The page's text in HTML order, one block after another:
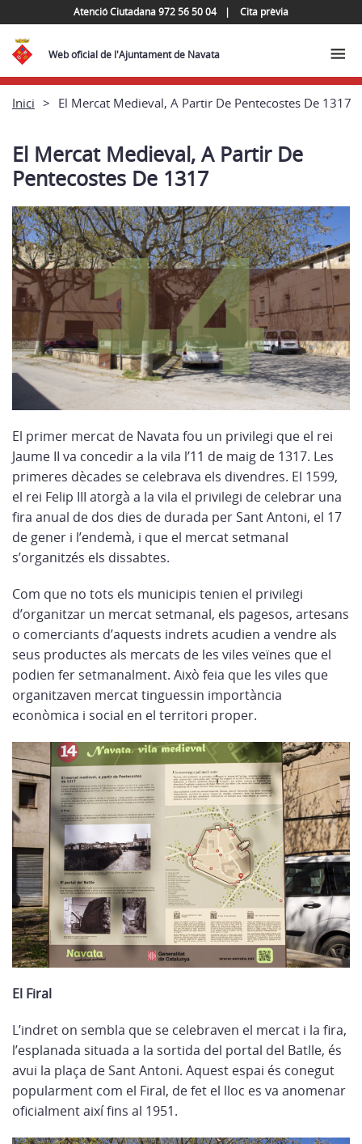
Atenció Ciutadana 972 56 50 04 Cita prèvia
Web oficial de l'Ajuntament de Navata
Inici El Mercat Medieval, A Partir De Pentecostes De 1317
El Mercat Medieval, A Partir De
Pentecostes De 1317
El primer mercat de Navata fou un privilegi que el rei
Jaume II va concedir a la vila l’11 de maig de 1317. Les
primeres dècades se celebrava els divendres. El 1599,
el rei Felip III atorgà a la vila el privilegi de celebrar una
fira anual de dos dies de durada per Sant Antoni, el 17
de gener i l’endemà, i que el mercat setmanal
s’organitzés els dissabtes.
Com que no tots els municipis tenien el privilegi
d’organitzar un mercat setmanal, els pagesos, artesans
o comerciants d’aquests indrets acudien a vendre als
seus productes als mercats de les viles veïnes que el
podien fer setmanalment. Això feia que les viles que
organitzaven mercat tinguessin importància
econòmica i social en el territori proper.
El Firal
L’indret on sembla que se celebraven el mercat i la fira,
l’esplanada situada a la sortida del portal del Batlle, és
avui la plaça de Sant Antoni. Aquest espai és conegut
popularment com el Firal, de fet el lloc es va anomenar
oficialment així fins al 1951.